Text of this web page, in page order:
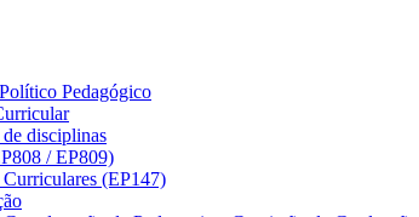
Pedagógico
disciplinas
/ EP809)
Curriculares (EP147)